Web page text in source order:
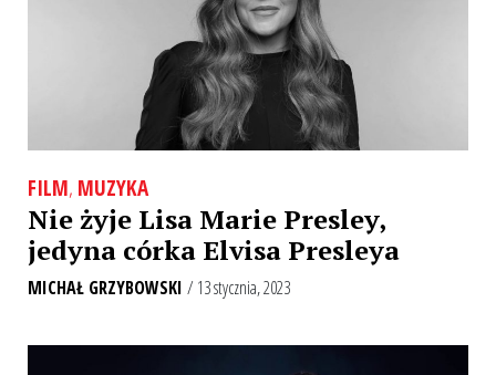
FILM, MUZYKA
Nie żyje Lisa Marie Presley,
jedyna córka Elvisa Presleya
MICHAŁ GRZYBOWSKI / 13 stycznia, 2023